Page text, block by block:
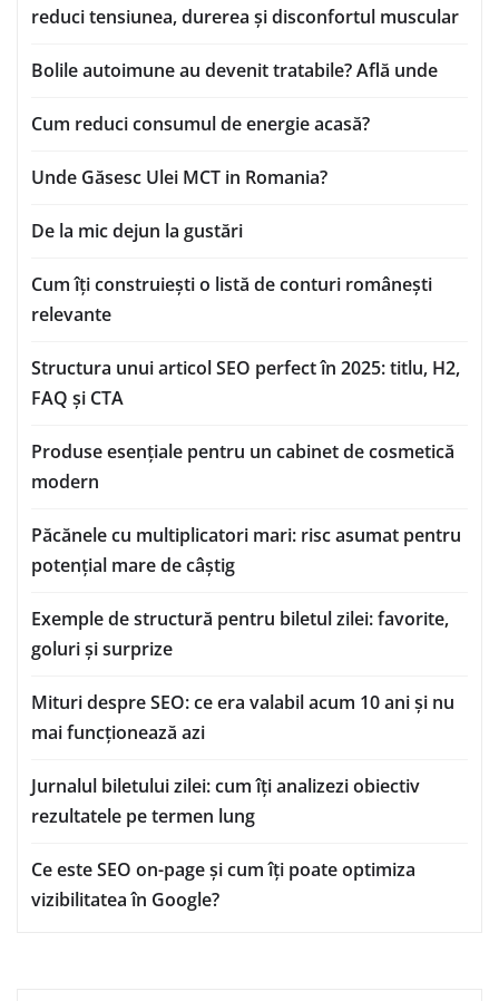
reduci tensiunea, durerea și disconfortul muscular
Bolile autoimune au devenit tratabile? Află unde
Cum reduci consumul de energie acasă?
Unde Găsesc Ulei MCT in Romania?
De la mic dejun la gustări
Cum îți construiești o listă de conturi românești
relevante
Structura unui articol SEO perfect în 2025: titlu, H2,
FAQ și CTA
Produse esențiale pentru un cabinet de cosmetică
modern
Păcănele cu multiplicatori mari: risc asumat pentru
potențial mare de câștig
Exemple de structură pentru biletul zilei: favorite,
goluri și surprize
Mituri despre SEO: ce era valabil acum 10 ani și nu
mai funcționează azi
Jurnalul biletului zilei: cum îți analizezi obiectiv
rezultatele pe termen lung
Ce este SEO on-page și cum îți poate optimiza
vizibilitatea în Google?